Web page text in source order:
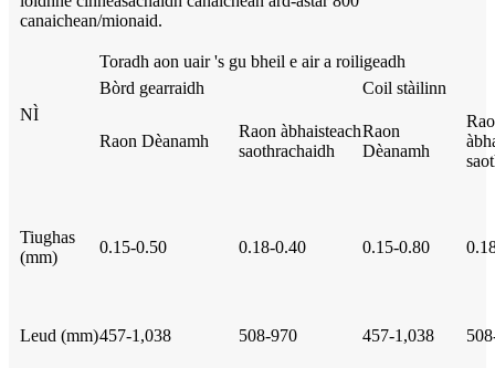
canaichean/mionaid.
NÌ
Toradh aon uair 's gu bheil e air a roiligeadh
Bòrd gearraidh
Coil stàilinn
Raon Dèanamh
Raon àbhaisteach
saothrachaidh
Raon
Dèanamh
0.15-0.50 0.18-0.40 0.15-0.80
Tiughas
(mm)
Leud (mm)457-1,038 508-970 457-1,038